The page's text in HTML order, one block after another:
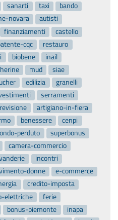
sanarti taxi
bando
novara
autisti
finanziamenti
castello
cqc
restauro
biobene
inail
mud
siae
edilizia
granelli
serramenti
artigiano-in-fiera
benessere
cenpi
perduto
superbonus
camera-commercio
incontri
donne
e-commerce
credito-imposta
elettriche
ferie
bonus-piemonte
inapa